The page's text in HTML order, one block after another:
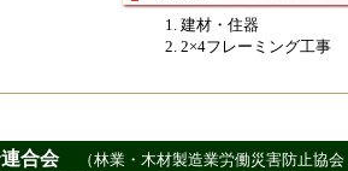
建材・住器
2×4フレーミング工事
合会 （林業・木材製造業労働災害防止協